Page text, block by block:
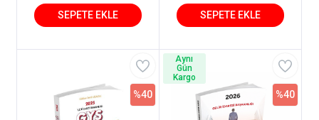
%40 %40
Aynı
Gün
Kargo